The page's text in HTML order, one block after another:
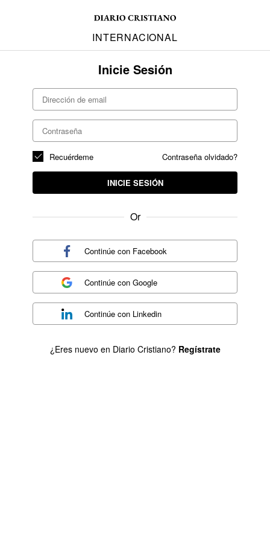
INTERNACIONAL
Inicie Sesión
Contraseña olvidado?
Recuérdeme
INICIE SESIÓN
Or
Continúe con Facebook
Continúe conGoogle
Continúe con Linkedin
¿Eres nuevo en Diario Cristiano? Regístrate